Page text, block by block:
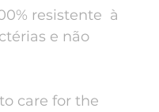
resistente à
e não
care for the